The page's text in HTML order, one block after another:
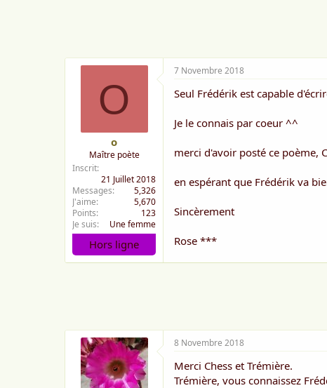
O
o
Maître poète
Inscrit
21 Juillet 2018
Messages
5,326
J'aime
5,670
Points
123
Je suis
Une femme
Hors ligne
7 Novembre 2018
Seul Frédérik est capable
Je le connais par coeur ^^
merci d'avoir posté ce poème,
en espérant que Frédérik va
Sincèrement
Rose ***
8 Novembre 2018
Merci Chess et Trémière.
Trémière, vous connaissez